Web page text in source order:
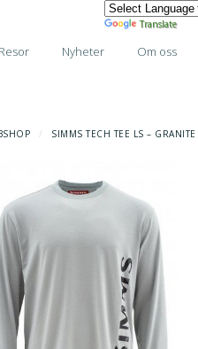
Translate
Resor Nyheter Om oss
/ SIMMS TECH TEE LS – GRANITE